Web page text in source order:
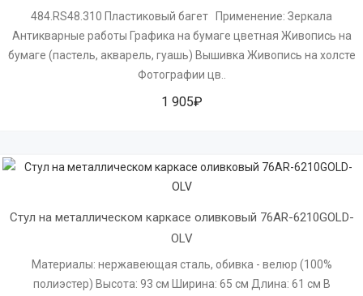
484.RS48.310 Пластиковый багет Применение: Зеркала
Антикварные работы Графика на бумаге цветная Живопись на
бумаге (пастель, акварель, гуашь) Вышивка Живопись на холсте
Фотографии цв..
1 905₽
Стул на металлическом каркасе оливковый 76AR-6210GOLD-
OLV
Материалы: нержавеющая сталь, обивка - велюр (100%
полиэстер) Высота: 93 см Ширина: 65 см Длина: 61 см В